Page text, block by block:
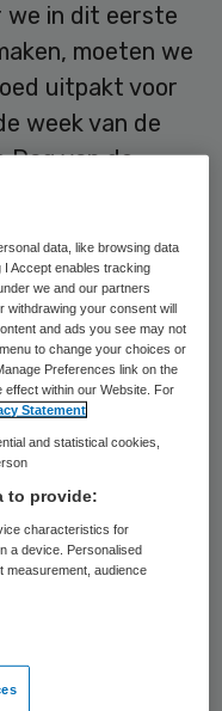
we in dit eerste
moeten we
uitpakt voor
week van de
Dag van de
Het
van
van
samenleving
zo lang
de
voor
initiatieven
voor de
wat is nu de
data, like browsing data
I Accept enables tracking
we and our partners
withdrawing your consent will
and ads you see may not
to change your choices or
Preferences link on the
effect within our Website. For
Statement
and statistical cookies,
to provide:
characteristics for
a device. Personalised
measurement, audience